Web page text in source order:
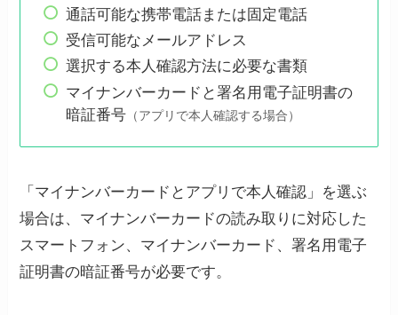
通話可能な携帯電話または固定電話
受信可能なメールアドレス
選択する本人確認方法に必要な書類
マイナンバーカードと署名用電子証明書の
暗証番号 （アプリで本人確認する場合）
「マイナンバーカードとアプリで本人確認」を選ぶ
場合は、マイナンバーカードの読み取りに対応した
スマートフォン、マイナンバーカード、署名用電子
証明書の暗証番号が必要です。